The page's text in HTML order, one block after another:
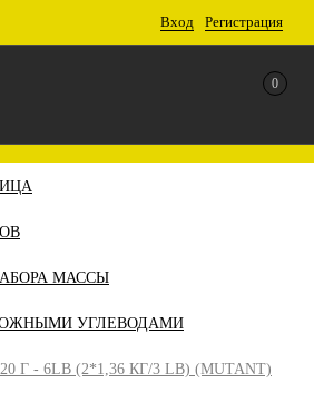
Вход Регистрация
0
МАССЫ
УГЛЕВОДАМИ
Г - 6LB (2*1,36 КГ/3 LB) (MUTANT)